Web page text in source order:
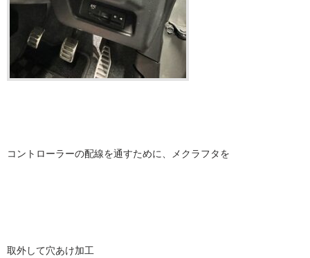
コントローラーの配線を通すために、メクラフタを
取外して穴あけ加工